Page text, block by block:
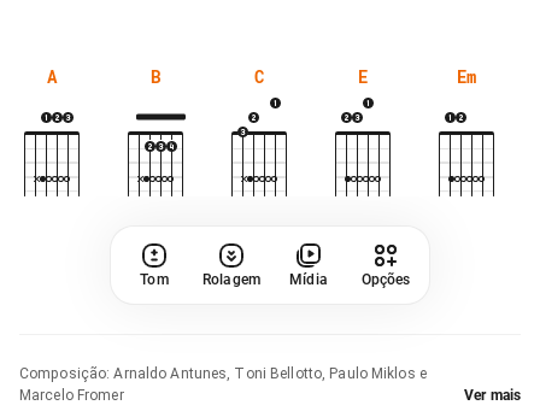
A B C E Em
Tom Rolagem Mídia Opções
Composição:Arnaldo Antunes, Toni Bellotto, Paulo Miklos e
Marcelo Fromer
Ver mais